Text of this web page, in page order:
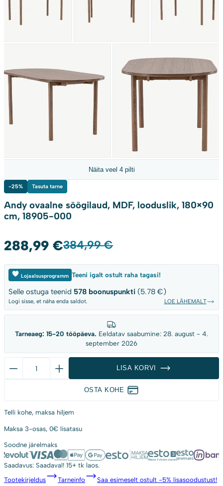
Näita veel 4 pilti
-25% Tasuta tarne
Andy ovaalne söögilaud, MDF, looduslik, 180×90
cm, 18905-000
384,99€
Algne
oli:
384,99 €.
288,99 €
Current
is:
288,99 €.
Lojaalsusprogramm Teeni igalt ostult raha tagasi!
Selle ostuga teenid 578 boonuspunkti (5.78 €)
Logi sisse, et näha enda saldot. LOE LÄHEMALT
Tarneaeg: 15-20 tööpäeva. Eeldatav saabumine: 28. august - 4.
september 2026
MDF,
looduslik,
18905-
000
LISA KORVI
OSTA KOHE
Telli kohe, maksa hiljem
Maksa 3-osas, 0€ lisatasu
Soodne järelmaks
Saadavus: Saadaval! 15+ tk laos.
Tootekirjeldus
Tarneinfo Saa esimeselt ostult -5% lisasoodustust!